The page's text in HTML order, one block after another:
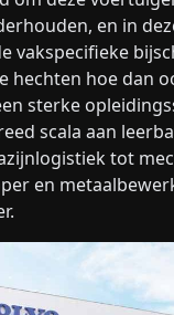
en in
vakspecifieke
hechten hoe dan
sterke
scala aan
tot
en